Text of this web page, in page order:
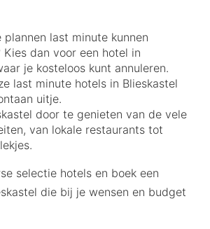
plannen last minute kunnen
Kies dan voor een hotel in
je kosteloos kunt annuleren.
last minute hotels in Blieskastel
uitje.
door te genieten van de vele
van lokale restaurants tot
selectie hotels en boek een
die bij je wensen en budget